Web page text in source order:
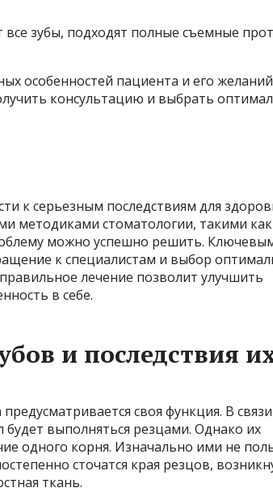
зубы, подходят полные съемные
особенностей пациента и его
консультацию и выбрать
к серьезным последствиям для
методиками стоматологии, такими как
можно успешно решить.
к специалистам и выбор
лечение позволит улучшить
в себе.
и последствия
своя функция. В
будет выполняться резцами. Однако их
одного корня. Изначально ими не
сточатся края резцов,
ткань.